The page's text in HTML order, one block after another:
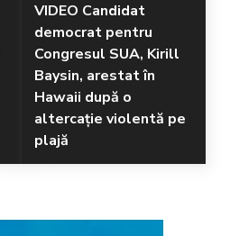
VIDEO Candidat
democrat pentru
Congresul SUA, Kirill
Baysin, arestat în
Hawaii după o
altercație violentă pe
plajă